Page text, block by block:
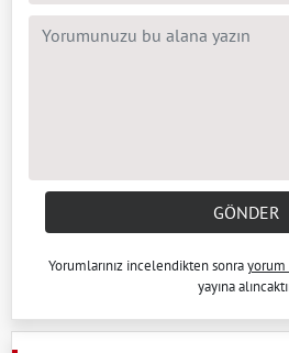
GÖNDER
Yorumlarınız incelendikten sonrayorum
yayına